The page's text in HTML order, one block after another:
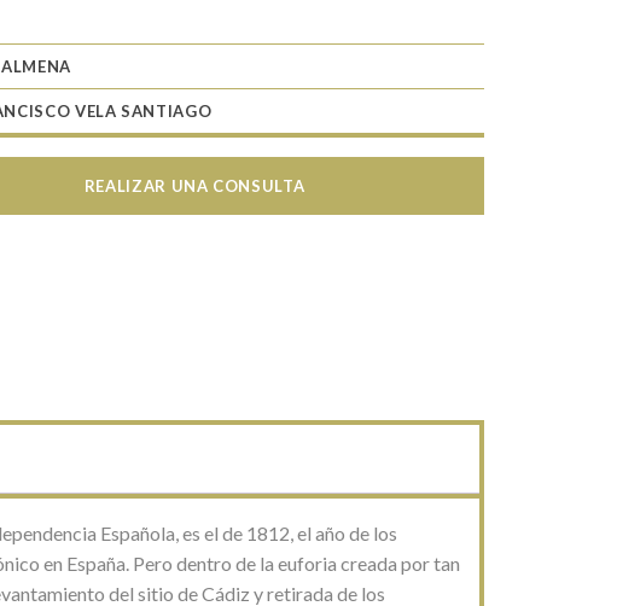
ALMENA
VELA SANTIAGO
REALIZAR UNA CONSULTA
Española, es el de 1812, el año de los
en España. Pero dentro de la euforia creada por tan
del sitio de Cádiz y retirada de los